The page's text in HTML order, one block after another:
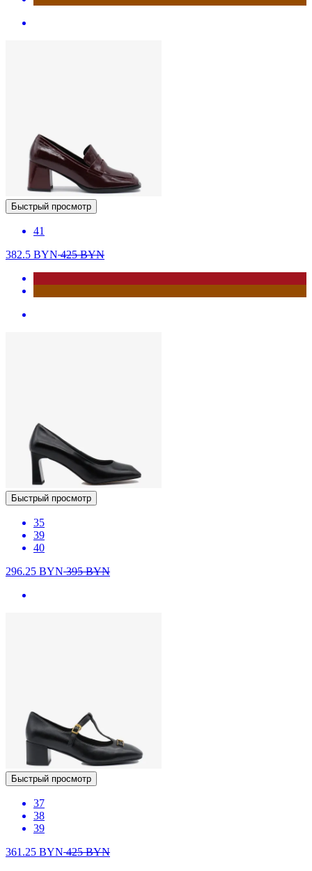
Быстрый просмотр
41
382.5 BYN425BYN
Быстрый просмотр
35
39
40
296.25 BYN395BYN
Быстрый просмотр
37
38
39
361.25 BYN425BYN